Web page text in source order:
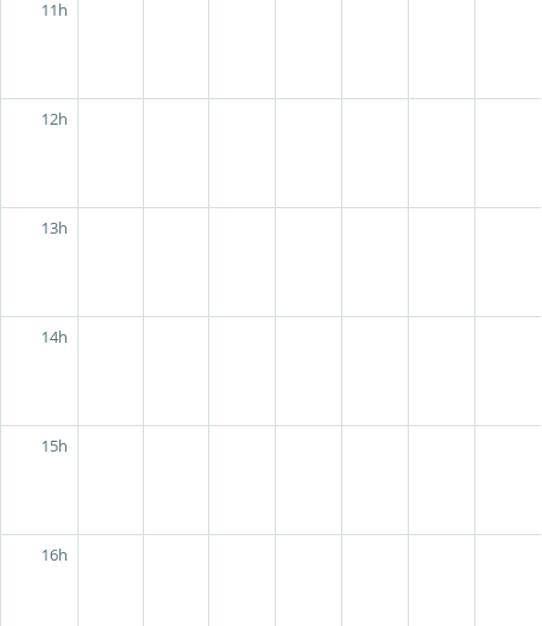
11h
12h
13h
14h
15h
16h